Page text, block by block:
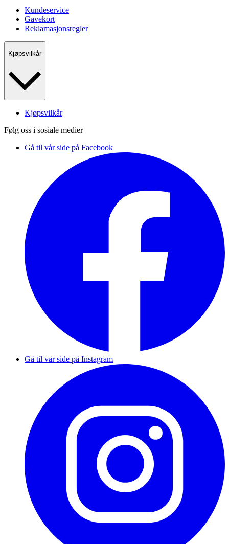
Kundeservice
Gavekort
Reklamasjonsregler
Kjøpsvilkår
Kjøpsvilkår
Følg oss i sosiale medier
Gå til vår side på Facebook
Gå til vår side på Instagram